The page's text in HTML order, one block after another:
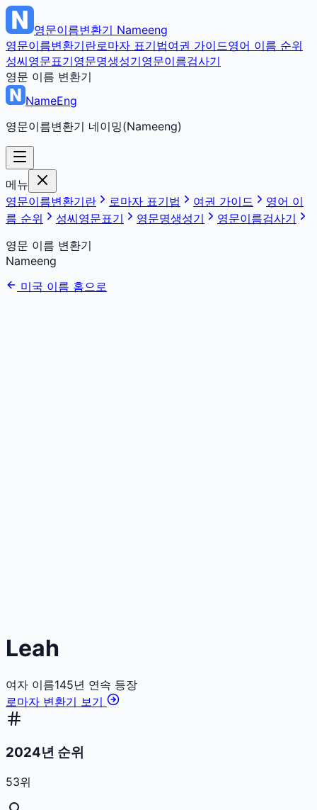
영문이름변환기 Nameeng
영문이름변환기란로마자 표기법여권 가이드영어 이름 순위
성씨영문표기영문명생성기영문이름검사기
영문 이름 변환기
NameEng
영문이름변환기 네이밍(Nameeng)
메뉴
영문이름변환기란
로마자 표기법 여권 가이드
영어 이
름 순위
성씨영문표기 영문명생성기
영문이름검사기
영문 이름 변환기
Nameeng
미국 이름 홈으로
Leah
여자 이름145년 연속 등장
로마자 변환기 보기
2024년 순위
53위